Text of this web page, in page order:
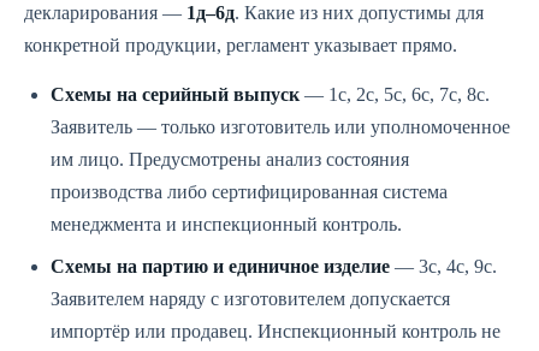
декларирования — 1д–6д. Какие из них допустимы для
конкретной продукции, регламент указывает прямо.
Схемы на серийный выпуск — 1с, 2с, 5с, 6с, 7с, 8с.
Заявитель — только изготовитель или уполномоченное
им лицо. Предусмотрены анализ состояния
производства либо сертифицированная система
менеджмента и инспекционный контроль.
Схемы на партию и единичное изделие — 3с, 4с, 9с.
Заявителем наряду с изготовителем допускается
импортёр или продавец. Инспекционный контроль не